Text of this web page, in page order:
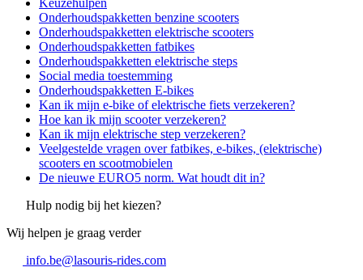
Keuzehulpen
Onderhoudspakketten benzine scooters
Onderhoudspakketten elektrische scooters
Onderhoudspakketten fatbikes
Onderhoudspakketten elektrische steps
Social media toestemming
Onderhoudspakketten E-bikes
Kan ik mijn e-bike of elektrische fiets verzekeren?
Hoe kan ik mijn scooter verzekeren?
Kan ik mijn elektrische step verzekeren?
Veelgestelde vragen over fatbikes, e-bikes, (elektrische)
scooters en scootmobielen
De nieuwe EURO5 norm. Wat houdt dit in?
Hulp nodig bij het kiezen?
Wij helpen je graag verder
info.be@lasouris-rides.com